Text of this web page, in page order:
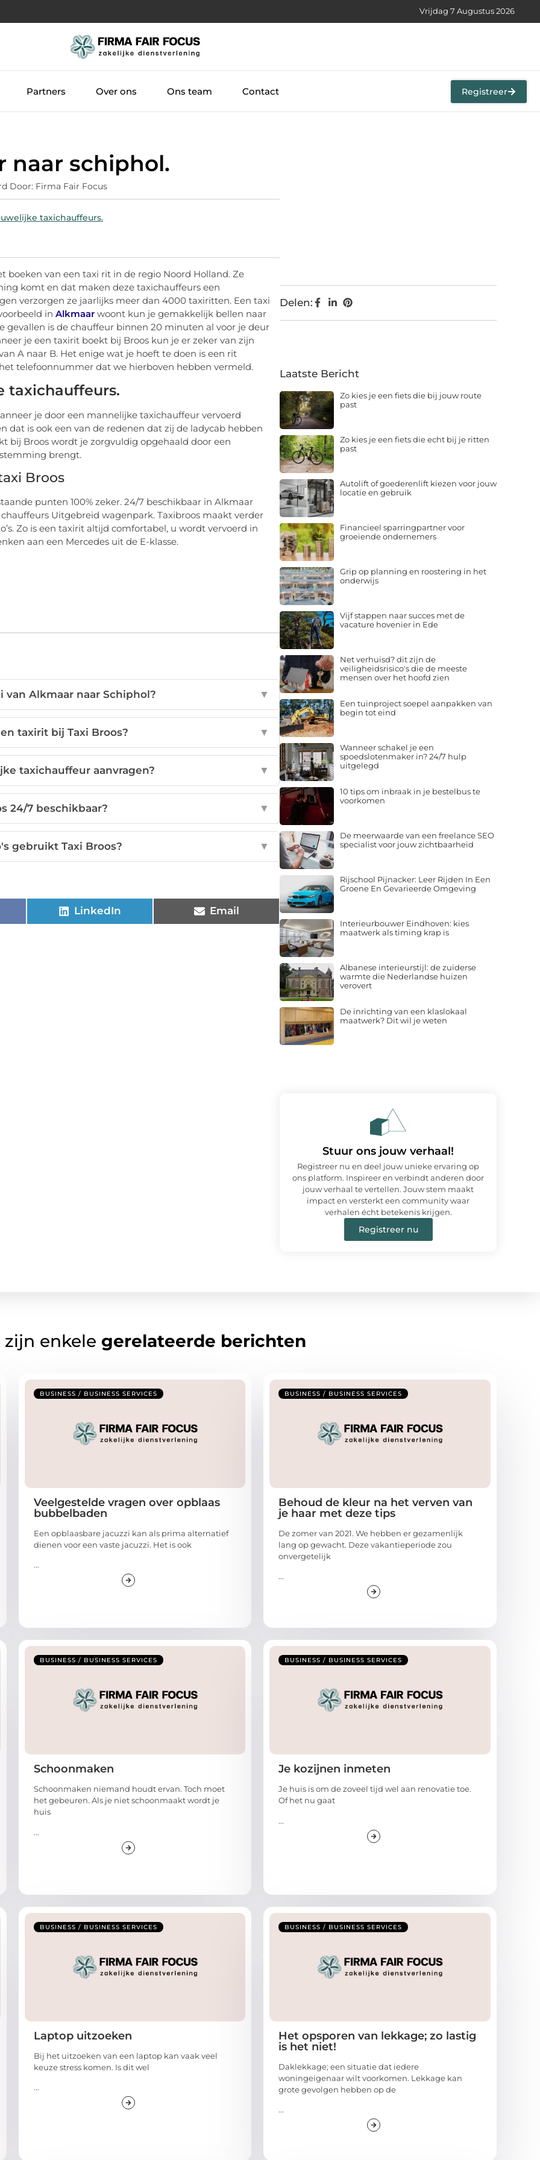
Vrijdag 7 Augustus 2026
Partners Over ons Ons team Contact Registreer
naar schiphol.
Door: Firma Fair Focus
taxichauffeurs.
boeken van een taxi rit in de regio Noord Holland. Ze
komt en dat maken deze taxichauffeurs een
verzorgen ze jaarlijks meer dan 4000 taxiritten. Een taxi
in Alkmaar woont kun je gemakkelijk bellen naar
gevallen is de chauffeur binnen 20 minuten al voor je deur
je een taxirit boekt bij Broos kun je er zeker van zijn
A naar B. Het enige wat je hoeft te doen is een rit
telefoonnummer dat we hierboven hebben vermeld.
taxichauffeurs.
je door een mannelijke taxichauffeur vervoerd
dat is ook een van de redenen dat zij de ladycab hebben
bij Broos wordt je zorgvuldig opgehaald door een
brengt.
Broos
punten 100% zeker. 24/7 beschikbaar in Alkmaar
Uitgebreid wagenpark. Taxibroos maakt verder
Zo is een taxirit altijd comfortabel, u wordt vervoerd in
aan een Mercedes uit de E-klasse.
van Alkmaar naar Schiphol? ▼
taxirit bij Taxi Broos? ▼
taxichauffeur aanvragen? ▼
24/7 beschikbaar? ▼
gebruikt Taxi Broos? ▼
LinkedIn Email
Delen:
Laatste Bericht
Zo kies je een fiets die bij jouw route
past
Zo kies je een fiets die echt bij je ritten
past
Autolift of goederenlift kiezen voor jouw
locatie en gebruik
Financieel sparringpartner voor
groeiende ondernemers
Grip op planning en roostering in het
onderwijs
Vijf stappen naar succes met de
vacature hovenier in Ede
Net verhuisd? dit zijn de
veiligheidsrisico's die de meeste
mensen over het hoofd zien
Een tuinproject soepel aanpakken van
begin tot eind
Wanneer schakel je een
spoedslotenmaker in? 24/7 hulp
uitgelegd
10 tips om inbraak in je bestelbus te
voorkomen
De meerwaarde van een freelance SEO
specialist voor jouw zichtbaarheid
Rijschool Pijnacker: Leer Rijden In Een
Groene En Gevarieerde Omgeving
Interieurbouwer Eindhoven: kies
maatwerk als timing krap is
Albanese interieurstijl: de zuiderse
warmte die Nederlandse huizen
verovert
De inrichting van een klaslokaal
maatwerk? Dit wil je weten
Stuur ons jouw verhaal!
Registreer nu en deel jouw unieke ervaring op
ons platform. Inspireer en verbindt anderen door
jouw verhaal te vertellen. Jouw stem maakt
impact en versterkt een community waar
verhalen écht betekenis krijgen.
Registreer nu
zijn enkele gerelateerde berichten
BUSINESS / BUSINESS SERVICES
Veelgestelde vragen over opblaas
bubbelbaden
Een opblaasbare jacuzzi kan als prima alternatief
dienen voor een vaste jacuzzi. Het is ook
...
BUSINESS / BUSINESS SERVICES
Behoud de kleur na het verven van
je haar met deze tips
De zomer van 2021. We hebben er gezamenlijk
lang op gewacht. Deze vakantieperiode zou
onvergetelijk
...
BUSINESS / BUSINESS SERVICES
Schoonmaken
Schoonmaken niemand houdt ervan. Toch moet
het gebeuren. Als je niet schoonmaakt wordt je
huis
...
BUSINESS / BUSINESS SERVICES
Je kozijnen inmeten
Je huis is om de zoveel tijd wel aan renovatie toe.
Of het nu gaat
...
BUSINESS / BUSINESS SERVICES
Laptop uitzoeken
Bij het uitzoeken van een laptop kan vaak veel
keuze stress komen. Is dit wel
...
BUSINESS / BUSINESS SERVICES
Het opsporen van lekkage; zo lastig
is het niet!
Daklekkage; een situatie dat iedere
woningeigenaar wilt voorkomen. Lekkage kan
grote gevolgen hebben op de
...